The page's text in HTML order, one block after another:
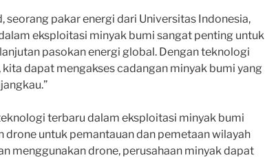
seorang pakar energi dari Universitas Indonesia,
eksploitasi minyak bumi sangat penting untuk
pasokan energi global. Dengan teknologi
dapat mengakses cadangan minyak bumi yang
terbaru dalam eksploitasi minyak bumi
drone untuk pemantauan dan pemetaan wilayah
menggunakan drone, perusahaan minyak dapat